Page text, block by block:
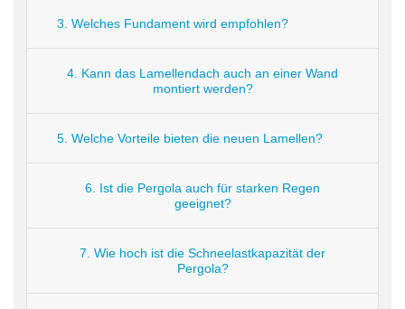
3. Welches Fundament wird empfohlen?
4. Kann das Lamellendach auch an einer Wand
montiert werden?
5. Welche Vorteile bieten die neuen Lamellen?
6. Ist die Pergola auch für starken Regen
geeignet?
7. Wie hoch ist die Schneelastkapazität der
Pergola?